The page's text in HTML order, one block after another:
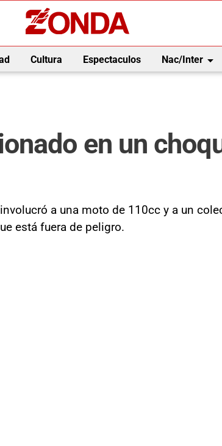
Cultura Espectaculos Nac/Interarrow_drop_down
en un
a una moto de 110cc y a un
está fuera de peligro.